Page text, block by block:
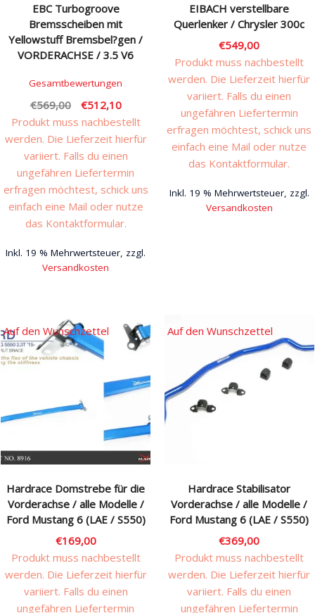
EBC Turbogroove
Bremsscheiben mit
Yellowstuff Bremsbel?gen /
VORDERACHSE / 3.5 V6
Gesamtbewertungen
€569,00
Ursprünglicher
Preis
war:
€569,00
€512,10Aktueller
Preis
ist:
€512,10.
Produkt muss nachbestellt
werden. Die Lieferzeit hierfür
variiert. Falls du einen
ungefähren Liefertermin
erfragen möchtest, schick uns
einfach eine Mail oder nutze
das Kontaktformular.
Inkl. 19 % Mehrwertsteuer, zzgl.
Versandkosten
EIBACH verstellbare
Querlenker / Chrysler 300c
€549,00
Produkt muss nachbestellt
werden. Die Lieferzeit hierfür
variiert. Falls du einen
ungefähren Liefertermin
erfragen möchtest, schick uns
einfach eine Mail oder nutze
das Kontaktformular.
Inkl. 19 % Mehrwertsteuer, zzgl.
Versandkosten
Hardrace Domstrebe für die
Vorderachse / alle Modelle /
Ford Mustang 6 (LAE / S550)
€169,00
Produkt muss nachbestellt
werden. Die Lieferzeit hierfür
variiert. Falls du einen
ungefähren Liefertermin
Auf den Wunschzettel
Hardrace Stabilisator
Vorderachse / alle Modelle /
Ford Mustang 6 (LAE / S550)
€369,00
Produkt muss nachbestellt
werden. Die Lieferzeit hierfür
variiert. Falls du einen
ungefähren Liefertermin
Auf den Wunschzettel